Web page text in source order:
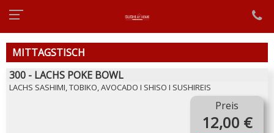
MITTAGSTISCH
300 - LACHS POKE BOWL
LACHS SASHIMI, TOBIKO, AVOCADO I SHISO I SUSHIREIS
Preis
12,00 €